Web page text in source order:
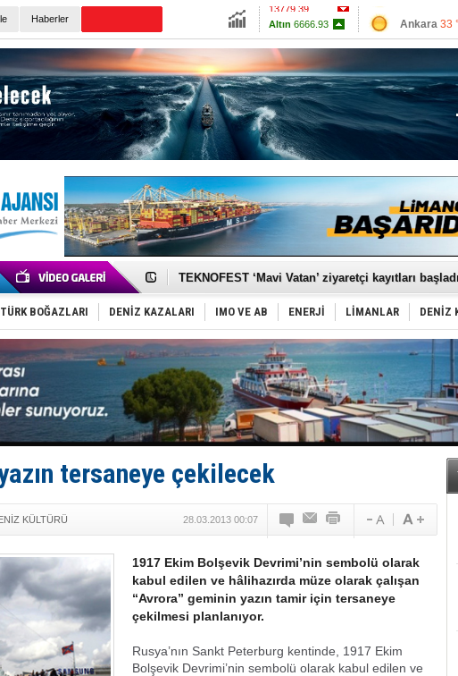
Haberler
Altın
6666.93
Euro55.1797
Ankara 33
Antalya31
Muğla 32
Çanakkale
TAYK - Eker Olympos Regatta'da ilk start!
TEKNOFEST ‘Mavi Vatan’ ziyaretçi kayıtları
Tersane işçilerinin direnişi, kazanımla sonuçlandı
İngiliz aktivistler, gemide mahsur kaldı!
FESCO, Karadeniz'de yeni sevkiyat taleplerini
DESE, BIMCO’ya katıldı
GİMBİRDER gemi inşa yan sanayinin sorunlarını
35 milyon TL'lik tekne projesinde karar çıktı
İnsansız cankurtaran ihalesini BlueForge kazandı
Yüzyıl sonra ilk kez dünyaya açılan gizemli ada!
Anadolu Tersanesi EYDEP’te A sertifikası alan ilk
Derince, ILCA Masters Türkiye Şampiyonası’na
Tüpraş, ham petrol taşımacılığına 4 yeni tanker
İTU AUV, Dünya’da 2. oldu!
TÜRK BOĞAZLARI DENİZ KAZALARI IMO VE AB ENERJİ LİMANLAR DENİZ
tersaneye çekilecek
KÜLTÜRÜ 28.03.2013 00:07
1917 Ekim Bolşevik Devrimi’nin sembolü olarak
kabul edilen ve hâlihazırda müze olarak çalışan
“Avrora” geminin yazın tamir için tersaneye
çekilmesi planlanıyor.
Rusya’nın Sankt Peterburg kentinde, 1917 Ekim
Bolşevik Devrimi’nin sembolü olarak kabul edilen ve